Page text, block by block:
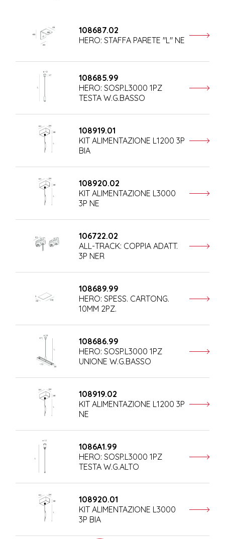
108687.02
HERO: STAFFA PARETE "L" NE
108685.99
HERO: SOSP.L3000 1PZ
TESTA W.G.BASSO
108919.01
KIT ALIMENTAZIONE L1200 3P
BIA
108920.02
KIT ALIMENTAZIONE L3000
3P NE
106722.02
ALL-TRACK: COPPIA ADATT.
3P NER
108689.99
HERO: SPESS. CARTONG.
10MM 2PZ.
108686.99
HERO: SOSP.L3000 1PZ
UNIONE W.G.BASSO
108919.02
KIT ALIMENTAZIONE L1200 3P
NE
1086A1.99
HERO: SOSP.L3000 1PZ
TESTA W.G.ALTO
108920.01
KIT ALIMENTAZIONE L3000
3P BIA